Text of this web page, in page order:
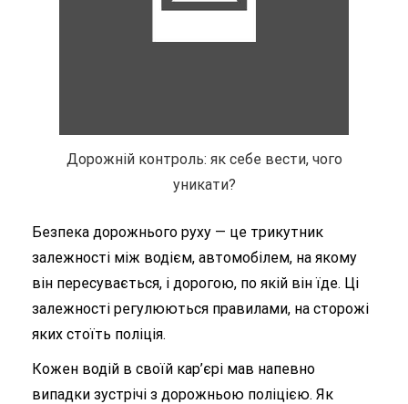
Дорожній контроль: як себе вести, чого
уникати?
Безпека дорожнього руху — це трикутник
залежності між водієм, автомобілем, на якому
він пересувається, і дорогою, по якій він їде. Ці
залежності регулюються правилами, на сторожі
яких стоїть поліція.
Кожен водій в своїй кар’єрі мав напевно
випадки зустрічі з дорожньою поліцією. Як